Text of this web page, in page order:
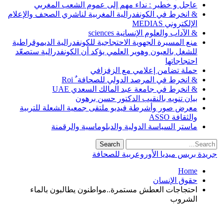
عاجل و خطير : نداء مهم إلى عموم الشعب المغربي
& انخرط في الكونفدرالية المغربية لناشري الصحف والإعلام
الإلكتروني MEDIAS
& الآداب والعلوم الإنسانية sciences
منع المسيرة الجهوية الاحتجاجية للكونفدرالية الديموقراطية
للشغل بالعيون وهوير العلمي يؤكد أن الكونفدرالية ستصعّد
احتجاجاتها
حملة تضامن إعلامي مع الزفزافي
& انخرط في المرصد الدولي للصحافة ٌ Roi
& انخرط في جامعة عبد المالك السعدي UAE
بيان تنويه بالنقيب الدكتور حسن برهون
معرض صور وأشرطة فيديو ملتقى جمعية الشعلة للتربية
والثقافة ASSO
ماستر السياسة الدولية والدبلوماسية والرقمنة
جريدة بريس ميديا الأوروعربية للصحافة
Home
حقوق الإنسان
احتجاجات العطش مستمرة..مواطنون يطالبون بالماء
الشروب